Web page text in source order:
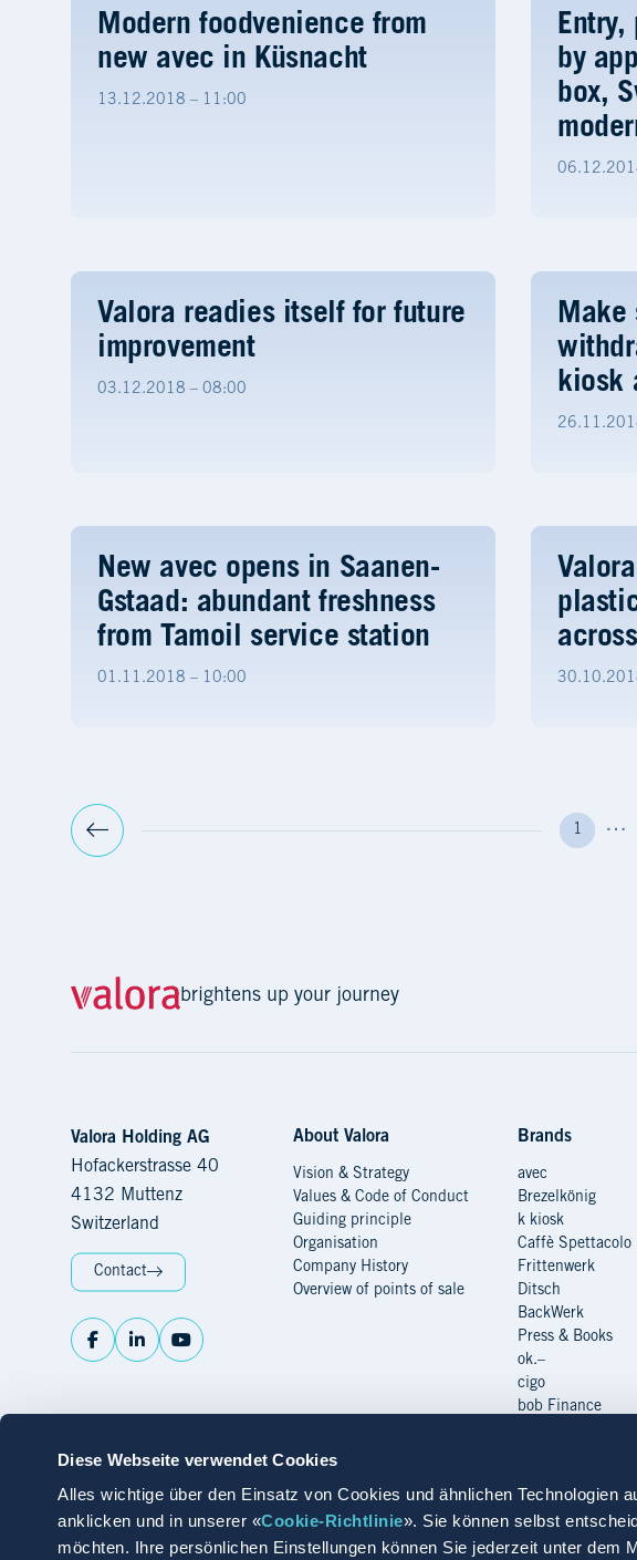
Diese Webseite verwendet Cookies
Alles wichtige über den Einsatz von Cookies und ähnlichen Technologien
anklicken und in unserer «Cookie-Richtlinie». Sie können selbst
möchten. Ihre persönlichen Einstellungen können Sie jederzeit unter dem
Modern foodvenience from
new avec in Küsnacht
13.12.2018 – 11:00
Entry,
by
box,
Valora readies itself for future
improvement
03.12.2018 – 08:00
Make
kiosk
New avec opens in Saanen-
Gstaad: abundant freshness
from Tamoil service station
01.11.2018 – 10:00
1 …
brightens up your journey
Valora Holding AG
Hofackerstrasse 40
4132 Muttenz
Switzerland
Contact
Navigation
About Valora
Vision & Strategy
Values & Code of Conduct
Guiding principle
Organisation
Company History
Overview of points of sale
Brands
avec
Brezelkönig
k kiosk
Caffè Spettacolo
Frittenwerk
Ditsch
BackWerk
Press & Books
ok.–
cigo
bob Finance